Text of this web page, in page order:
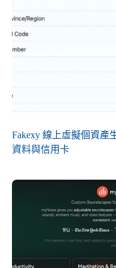
Fakexy 線上虛擬個資產
資料與信用卡